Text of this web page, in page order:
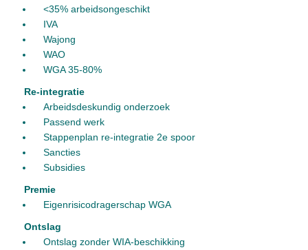
<35% arbeidsongeschikt
IVA
Wajong
WAO
WGA 35-80%
Re-integratie
Arbeidsdeskundig onderzoek
Passend werk
Stappenplan re-integratie 2e spoor
Sancties
Subsidies
Premie
Eigenrisicodragerschap WGA
Ontslag
Ontslag zonder WIA-beschikking